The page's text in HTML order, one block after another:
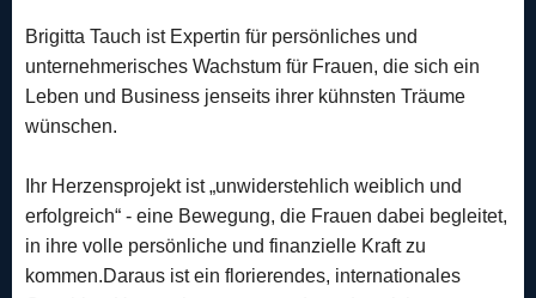
Brigitta Tauch ist Expertin für persönliches und
unternehmerisches Wachstum für Frauen, die sich ein
Leben und Business jenseits ihrer kühnsten Träume
wünschen.
Ihr Herzensprojekt ist „unwiderstehlich weiblich und
erfolgreich“ - eine Bewegung, die Frauen dabei begleitet,
in ihre volle persönliche und finanzielle Kraft zu
kommen.Daraus ist ein florierendes, internationales